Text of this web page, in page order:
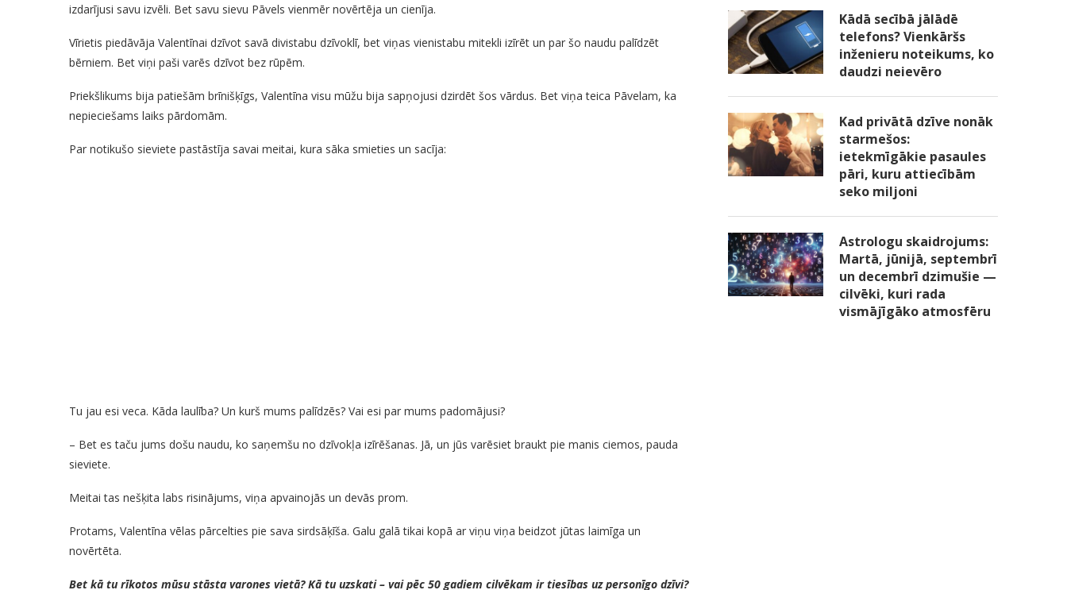
izdarījusi savu izvēli. Bet savu sievu Pāvels vienmēr novērtēja un cienīja.
Vīrietis piedāvāja Valentīnai dzīvot savā divistabu dzīvoklī, bet viņas vienistabu mitekli izīrēt un par šo naudu palīdzēt
bērniem. Bet viņi paši varēs dzīvot bez rūpēm.
Priekšlikums bija patiešām brīnišķīgs, Valentīna visu mūžu bija sapņojusi dzirdēt šos vārdus. Bet viņa teica Pāvelam, ka
nepieciešams laiks pārdomām.
Par notikušo sieviete pastāstīja savai meitai, kura sāka smieties un sacīja:
Tu jau esi veca. Kāda laulība? Un kurš mums palīdzēs? Vai esi par mums padomājusi?
– Bet es taču jums došu naudu, ko saņemšu no dzīvokļa izīrēšanas. Jā, un jūs varēsiet braukt pie manis ciemos, pauda
sieviete.
Meitai tas nešķita labs risinājums, viņa apvainojās un devās prom.
Protams, Valentīna vēlas pārcelties pie sava sirdsāķīša. Galu galā tikai kopā ar viņu viņa beidzot jūtas laimīga un
novērtēta.
Bet kā tu rīkotos mūsu stāsta varones vietā? Kā tu uzskati – vai pēc 50 gadiem cilvēkam ir tiesības uz personīgo dzīvi?
Kādā secībā jālādē
telefons? Vienkāršs
inženieru noteikums, ko
daudzi neievēro
Kad privātā dzīve nonāk
starmešos:
ietekmīgākie pasaules
pāri, kuru attiecībām
seko miljoni
Astrologu skaidrojums:
Martā, jūnijā, septembrī
un decembrī dzimušie —
cilvēki, kuri rada
vismājīgāko atmosfēru